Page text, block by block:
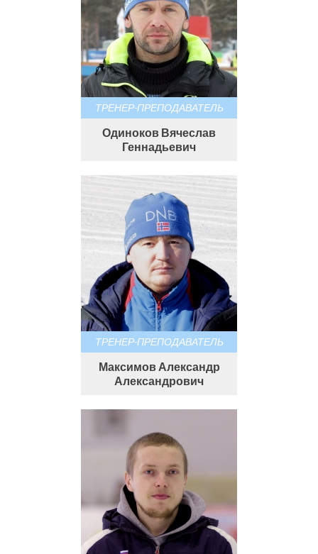
ТРЕНЕР-ПРЕПОДАВАТЕЛЬ
Одиноков Вячеслав
Геннадьевич
ТРЕНЕР-ПРЕПОДАВАТЕЛЬ
Максимов Александр
Александрович